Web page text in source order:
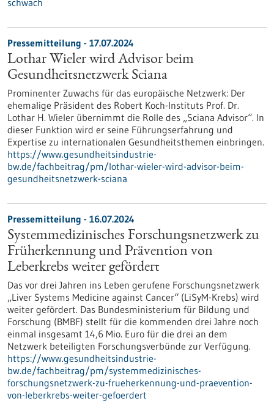
schwach
Pressemitteilung - 17.07.2024
Lothar Wieler wird Advisor beim
Gesundheitsnetzwerk Sciana
Prominenter Zuwachs für das europäische Netzwerk: Der
ehemalige Präsident des Robert Koch-Instituts Prof. Dr.
Lothar H. Wieler übernimmt die Rolle des „Sciana Advisor“. In
dieser Funktion wird er seine Führungserfahrung und
Expertise zu internationalen Gesundheitsthemen einbringen.
https://www.gesundheitsindustrie-
bw.de/fachbeitrag/pm/lothar-wieler-wird-advisor-beim-
gesundheitsnetzwerk-sciana
Pressemitteilung - 16.07.2024
Systemmedizinisches Forschungsnetzwerk zu
Früherkennung und Prävention von
Leberkrebs weiter gefördert
Das vor drei Jahren ins Leben gerufene Forschungsnetzwerk
„Liver Systems Medicine against Cancer“ (LiSyM-Krebs) wird
weiter gefördert. Das Bundesministerium für Bildung und
Forschung (BMBF) stellt für die kommenden drei Jahre noch
einmal insgesamt 14,6 Mio. Euro für die drei an dem
Netzwerk beteiligten Forschungsverbünde zur Verfügung.
https://www.gesundheitsindustrie-
bw.de/fachbeitrag/pm/systemmedizinisches-
forschungsnetzwerk-zu-frueherkennung-und-praevention-
von-leberkrebs-weiter-gefoerdert